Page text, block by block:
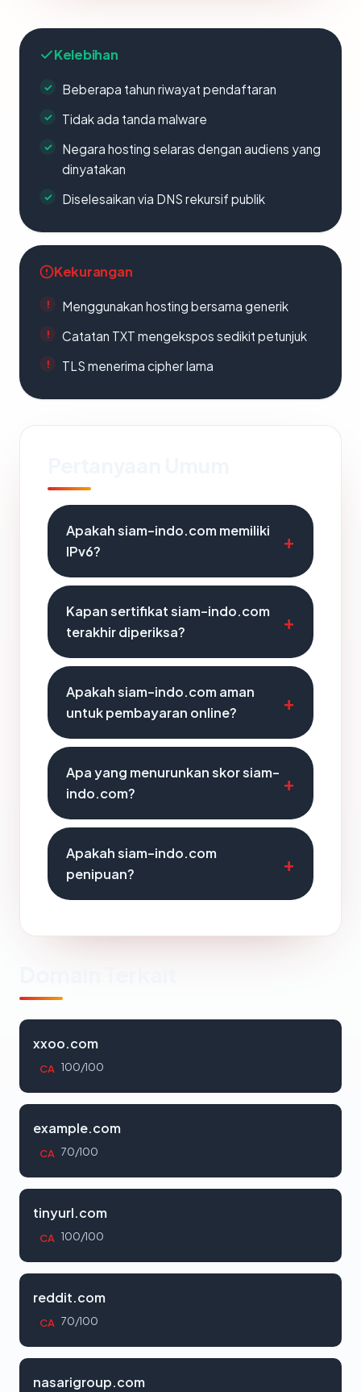
Kelebihan
Beberapa tahun riwayat pendaftaran
Tidak ada tanda malware
Negara hosting selaras dengan audiens yang
dinyatakan
Diselesaikan via DNS rekursif publik
Kekurangan
Menggunakan hosting bersama generik
Catatan TXT mengekspos sedikit petunjuk
TLS menerima cipher lama
Apakah siam-indo.com memiliki
IPv6?
Kapan sertifikat siam-indo.com
terakhir diperiksa?
Apakah siam-indo.com aman
untuk pembayaran online?
Apa yang menurunkan skor siam-
indo.com?
Apakah siam-indo.com
penipuan?
xxoo.com
CA 100/100
example.com
CA 70/100
tinyurl.com
CA 100/100
reddit.com
CA 70/100
nasarigroup.com